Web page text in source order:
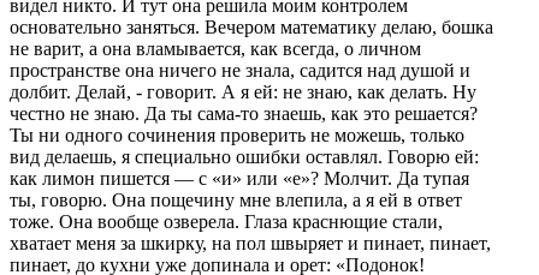
видел никто. И тут она решила моим контролем
основательно заняться. Вечером математику делаю, бошка
не варит, а она вламывается, как всегда, о личном
пространстве она ничего не знала, садится над душой и
долбит. Делай, - говорит. А я ей: не знаю, как делать. Ну
честно не знаю. Да ты сама-то знаешь, как это решается?
Ты ни одного сочинения проверить не можешь, только
вид делаешь, я специально ошибки оставлял. Говорю ей:
как лимон пишется — с «и» или «е»? Молчит. Да тупая
ты, говорю. Она пощечину мне влепила, а я ей в ответ
тоже. Она вообще озверела. Глаза краснющие стали,
хватает меня за шкирку, на пол швыряет и пинает, пинает,
пинает, до кухни уже допинала и орет: «Подонок!